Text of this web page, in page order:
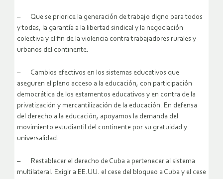
– Que se priorice la generación de trabajo digno para todos
y todas, la garantía a la libertad sindical y la negociación
colectiva y el fin de la violencia contra trabajadores rurales y
urbanos del continente.
– Cambios efectivos en los sistemas educativos que
aseguren el pleno acceso a la educación, con participación
democrática de los estamentos educativos y en contra de la
privatización y mercantilización de la educación. En defensa
del derecho a la educación, apoyamos la demanda del
movimiento estudiantil del continente por su gratuidad y
universalidad.
– Restablecer el derecho de Cuba a pertenecer al sistema
multilateral. Exigir a EE.UU. el cese del bloqueo a Cuba y el cese